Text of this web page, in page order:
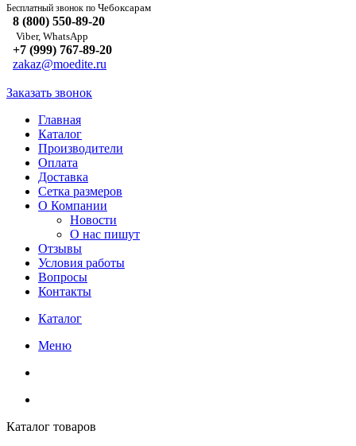
Бесплатный звонок по Чебоксарам
8 (800) 550-89-20
Viber, WhatsApp
+7 (999) 767-89-20
zakaz@moedite.ru
Заказать звонок
Главная
Каталог
Производители
Оплата
Доставка
Сетка размеров
О Компании
Новости
О нас пишут
Отзывы
Условия работы
Вопросы
Контакты
Каталог
Меню
Каталог товаров